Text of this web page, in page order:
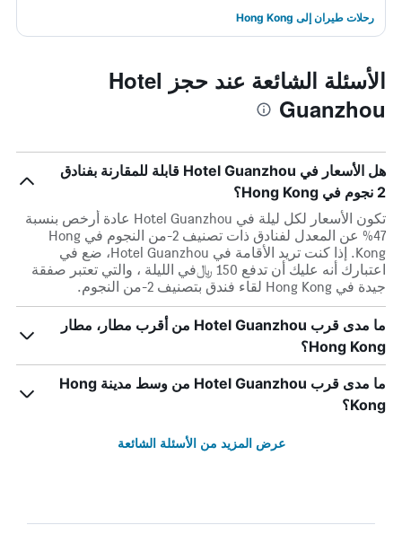
رحلات طيران إلى Hong Kong
الأسئلة الشائعة عند حجز Hotel
Guanzhou
هل الأسعار في Hotel Guanzhou قابلة للمقارنة بفنادق
2 نجوم في Hong Kong؟
تكون الأسعار لكل ليلة في Hotel Guanzhou عادة أرخص بنسبة
47% عن المعدل لفنادق ذات تصنيف 2-من النجوم في Hong
Kong. إذا كنت تريد الأقامة في Hotel Guanzhou، ضع في
اعتبارك أنه عليك أن تدفع 150 ﷼في الليلة ، والتي تعتبر صفقة
جيدة في Hong Kong لقاء فندق بتصنيف 2-من النجوم.
ما مدى قرب Hotel Guanzhou من أقرب مطار، مطار
Hong Kong؟
ما مدى قرب Hotel Guanzhou من وسط مدينة Hong
Kong؟
عرض المزيد من الأسئلة الشائعة